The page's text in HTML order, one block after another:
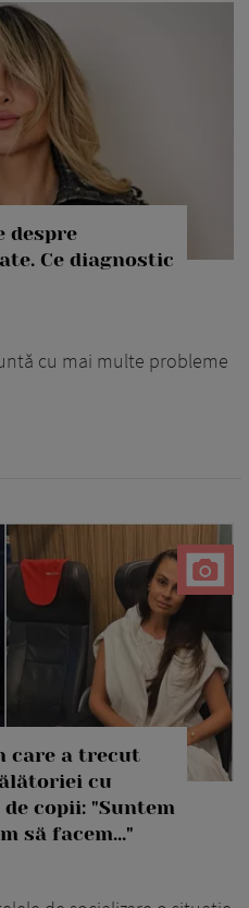
despre
Ce diagnostic
cu mai multe probleme
care a trecut
cu
copii: "Suntem
să facem..."